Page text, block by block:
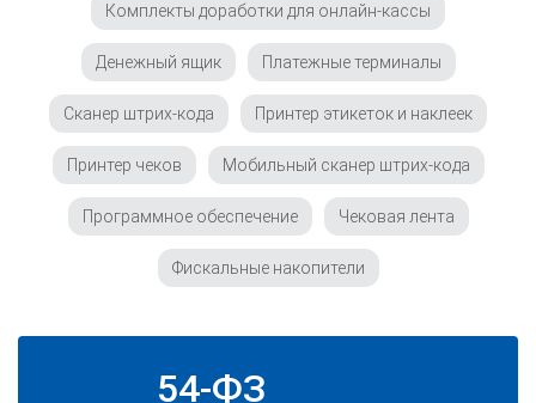
Комплекты доработки для онлайн-кассы
Денежный ящик Платежные терминалы
Сканер штрих-кода Принтер этикеток и наклеек
Принтер чеков Мобильный сканер штрих-кода
Программное обеспечение Чековая лента
Фискальные накопители
54-ФЗ